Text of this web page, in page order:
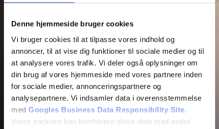
Denne hjemmeside bruger cookies
Vi bruger cookies til at tilpasse vores indhold og
annoncer, til at vise dig funktioner til sociale medier og til
at analysere vores trafik. Vi deler også oplysninger om
din brug af vores hjemmeside med vores partnere inden
for sociale medier, annonceringspartnere og
analysepartnere. Vi indsamler data i overensstemmelse
med Googles Business Data Responsibility Site
Vores partnere kan kombinere disse data med andre